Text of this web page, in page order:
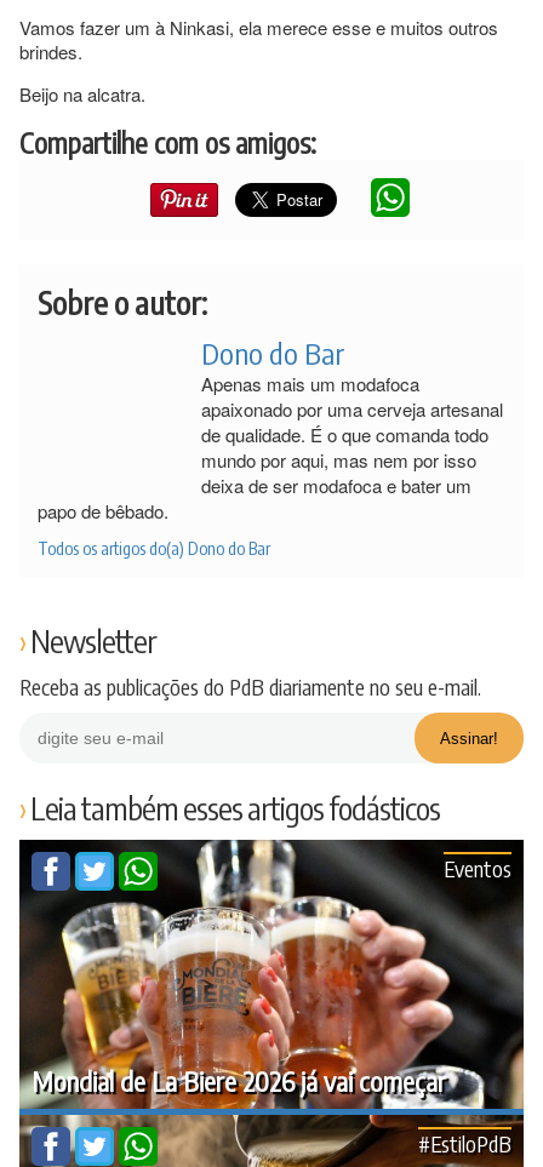
Vamos fazer um à Ninkasi, ela merece esse e muitos outros
brindes.
Beijo na alcatra.
Compartilhe com os amigos:
Sobre o autor:
Dono do Bar
Apenas mais um modafoca
apaixonado por uma cerveja artesanal
de qualidade. É o que comanda todo
mundo por aqui, mas nem por isso
deixa de ser modafoca e bater um
papo de bêbado.
Todos os artigos do(a) Dono do Bar
Newsletter
Receba as publicações do PdB diariamente no seu e-mail.
Leia também esses artigos fodásticos
Mondial de La Biere 2026 já vai começar
Eventos
#EstiloPdB